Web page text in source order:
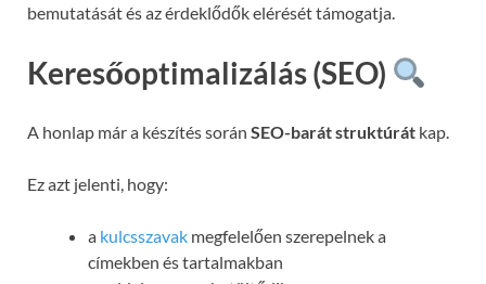
bemutatását és az érdeklődők elérését támogatja.
Keresőoptimalizálás (SEO)
A honlap már a készítés során SEO-barát struktúrát kap.
Ez azt jelenti, hogy:
a kulcsszavak megfelelően szerepelnek a
címekben és tartalmakban